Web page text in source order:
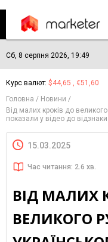
Сб, 8 серпня 2026, 19:49
Курс валют: $44,65 , €51,60
Головна
Новини
Від малих кроків до
показали у відео до відзнаки
15.03.2025
Час читання: 2.6 хв.
ВІД МАЛИХ
ВЕЛИКОГО